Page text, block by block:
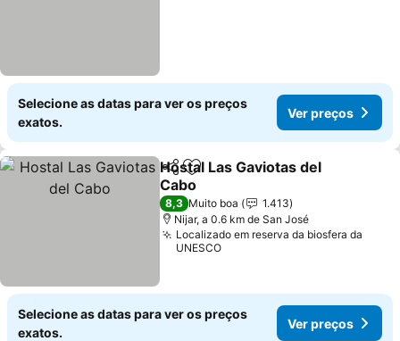
Selecione as datas para ver os preços
exatos.
Ver preços
PartilharAdicionar aos favoritos
Hostal Las Gaviotas del
Cabo
8,3 Muito boa
1.413
Nijar, a 0.6 km de San José
Localizado em reserva da biosfera da
UNESCO
Selecione as datas para ver os preços
exatos.
Ver preços